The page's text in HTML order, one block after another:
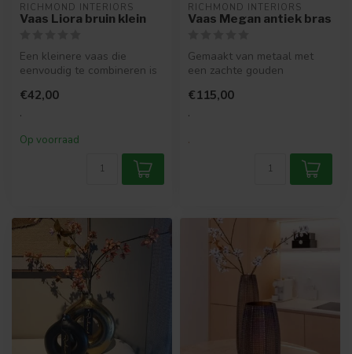
RICHMOND INTERIORS
Vaas Liora bruin klein
Een kleinere vaas die
eenvoudig te combineren is
Perfect...
€42,00
.
Op voorraad
RICHMOND INTERIORS
Vaas Megan antiek bras
Gemaakt van metaal met
een zachte gouden
bloemen in te pre...
€115,00
.
.